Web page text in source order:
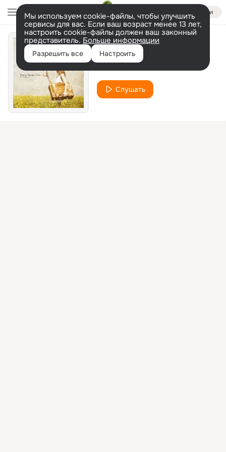
Войти
Мы используем cookie-файлы, чтобы улучшить
сервисы для вас. Если ваш возраст менее 13 лет,
настроить cookie-файлы должен ваш законный
представитель. Больше информации
Разрешить все Настроить
La Calatrava
Слушать